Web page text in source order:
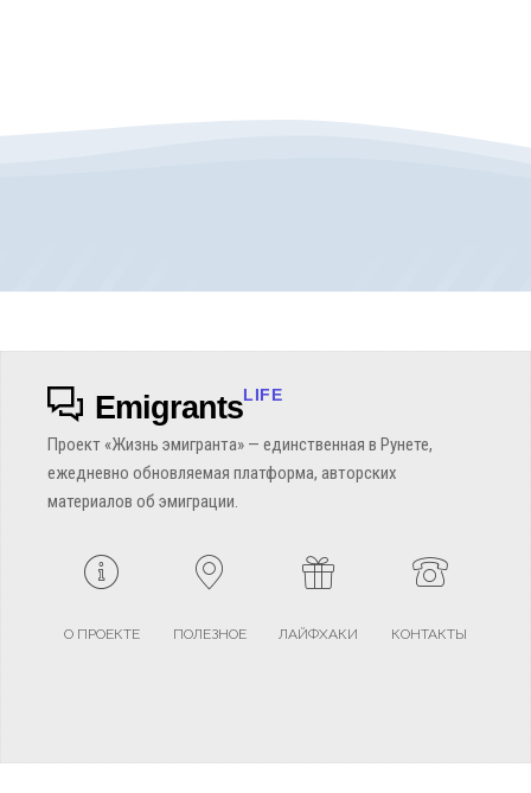
EmigrantsLIFE
Проект «Жизнь эмигранта» — единственная в Рунете,
ежедневно обновляемая платформа, авторских
материалов об эмиграции.
О ПРОЕКТЕ ПОЛЕЗНОЕ ЛАЙФХАКИ КОНТАКТЫ